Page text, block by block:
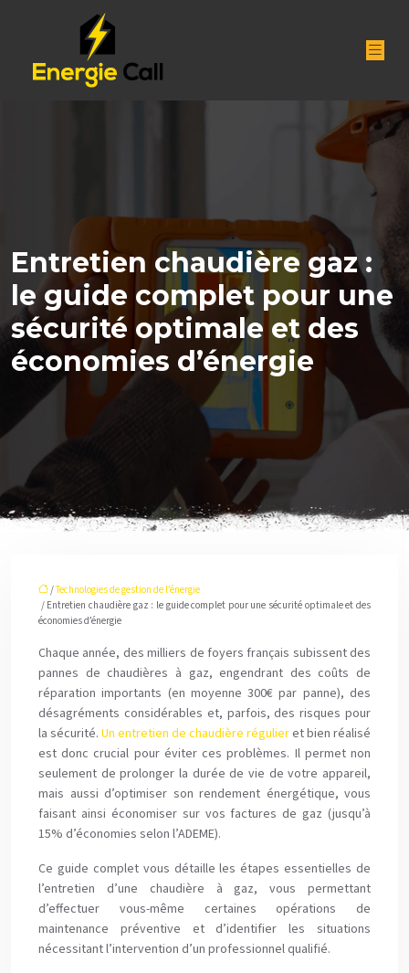
Entretien chaudière gaz :
le guide complet pour une
sécurité optimale et des
économies d’énergie
/Technologies de gestion de l’énergie
/ Entretien chaudière gaz : le guide complet pour une sécurité optimale et des
économies d’énergie
Chaque année, des milliers de foyers français subissent des
pannes de chaudières à gaz, engendrant des coûts de
réparation importants (en moyenne 300€ par panne), des
désagréments considérables et, parfois, des risques pour
la sécurité. Un entretien de chaudière régulieret bien réalisé
est donc crucial pour éviter ces problèmes. Il permet non
seulement de prolonger la durée de vie de votre appareil,
mais aussi d’optimiser son rendement énergétique, vous
faisant ainsi économiser sur vos factures de gaz (jusqu’à
15% d’économies selon l’ADEME).
Ce guide complet vous détaille les étapes essentielles de
l’entretien d’une chaudière à gaz, vous permettant
d’effectuer vous-même certaines opérations de
maintenance préventive et d’identifier les situations
nécessitant l’intervention d’un professionnel qualifié.